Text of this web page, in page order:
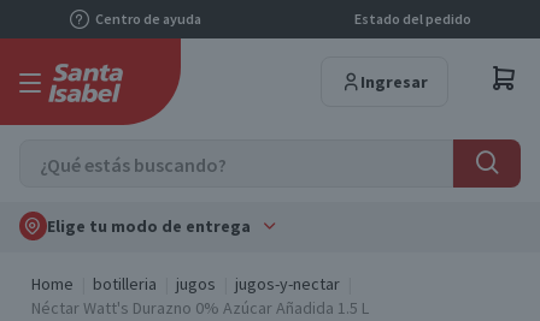
Centro de ayuda Estado del pedido
Ingresar
Elige tu modo de entrega
Home botilleria jugos
jugos-y-nectar
Néctar Watt's Durazno 0% Azúcar Añadida 1.5 L